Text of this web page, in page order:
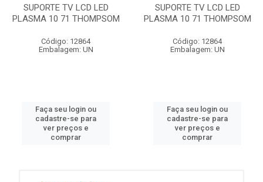
SUPORTE TV LCD LED
PLASMA 10 71 THOMPSOM
Código: 12864
Embalagem: UN
Faça seu login ou
cadastre-se para
ver preços e
comprar
SUPORTE TV LCD LED
PLASMA 10 71 THOMPSOM
Código: 12864
Embalagem: UN
Faça seu login ou
cadastre-se para
ver preços e
comprar